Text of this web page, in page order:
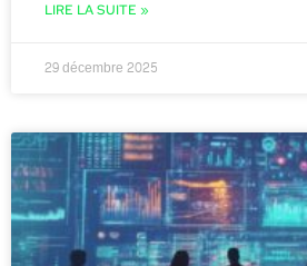
LIRE LA SUITE »
29 décembre 2025